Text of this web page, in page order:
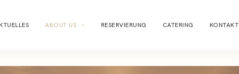
ABOUT US RESERVIERUNG CATERING KONTAKT